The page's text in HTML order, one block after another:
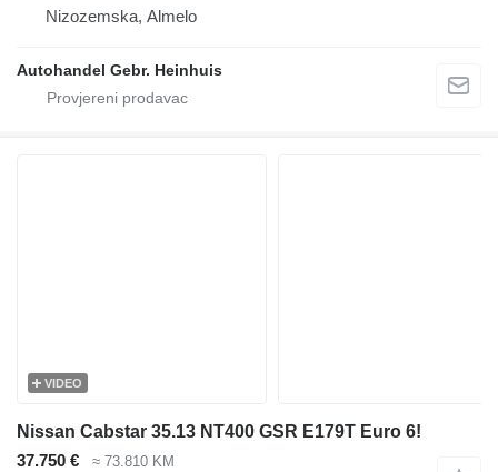
Nizozemska, Almelo
Autohandel Gebr. Heinhuis
VIDEO
Nissan Cabstar 35.13 NT400 GSR E179T Euro 6!
37.750 €
≈ 73.810 KM